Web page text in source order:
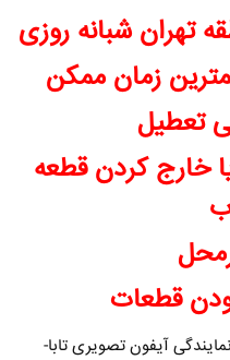
تهران شبانه روزی
زمان ممکن
تعطیل
خارج کردن قطعه
قطعات
آیفون تصویری تابا-